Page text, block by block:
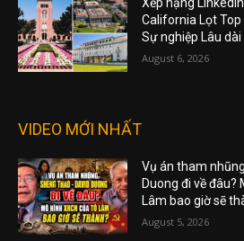
California Lọt
Sự nghiệp Lâu dài
August 6, 2026
VIDEO MỚI NHẤT
Vụ án tham
Duong đi về đâu?
Lâm bao giờ sẽ
August 5, 2026